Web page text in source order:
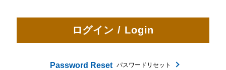
Password Reset パスワードリセット